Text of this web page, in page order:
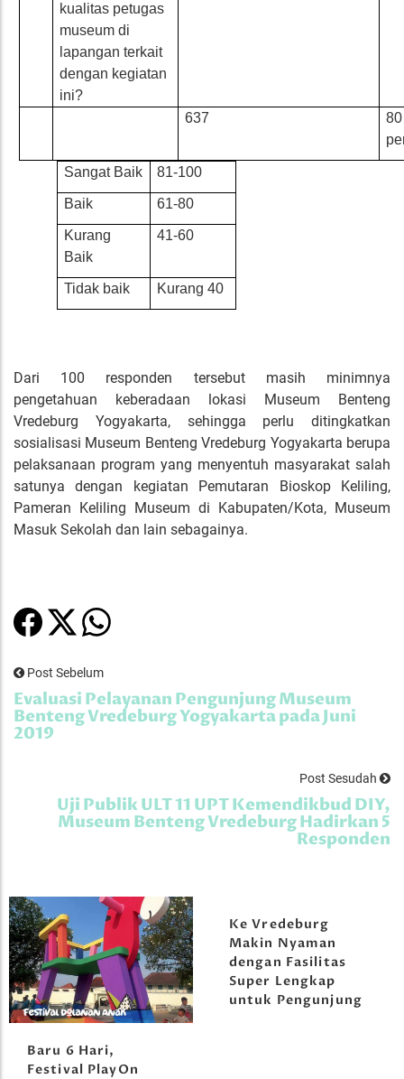
kualitas petugas
museum di
lapangan terkait
dengan kegiatan
ini?
637
80
Sangat Baik 81-100
Baik 61-80
Kurang
Baik
41-60
Tidak baik Kurang 40
Dari 100 responden tersebut masih minimnya
pengetahuan keberadaan lokasi Museum Benteng
Vredeburg Yogyakarta, sehingga perlu ditingkatkan
sosialisasi Museum Benteng Vredeburg Yogyakarta berupa
pelaksanaan program yang menyentuh masyarakat salah
satunya dengan kegiatan Pemutaran Bioskop Keliling,
Pameran Keliling Museum di Kabupaten/Kota, Museum
Masuk Sekolah dan lain sebagainya.
Post Sebelum
Evaluasi Pelayanan Pengunjung Museum
Benteng Vredeburg Yogyakarta pada Juni
2019
Post Sesudah
Uji Publik ULT 11 UPT Kemendikbud DIY,
Museum Benteng Vredeburg Hadirkan 5
Responden
Baru 6 Hari,
Festival PlayOn
Ke Vredeburg
Makin Nyaman
dengan Fasilitas
Super Lengkap
untuk Pengunjung